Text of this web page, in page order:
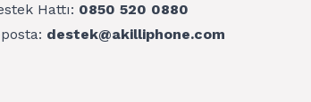
Hattı: 0850 520 0880
destek@akilliphone.com